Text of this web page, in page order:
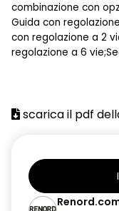
combinazione con
Guida con
con regolazione a 2
regolazione a 6
scarica il pdf